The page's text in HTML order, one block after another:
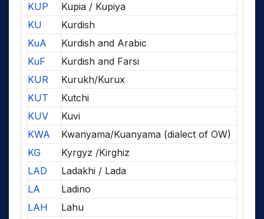
KUP
Kupia / Kupiya
KU
Kurdish
KuA
Kurdish and Arabic
KuF
Kurdish and Farsi
KUR
Kurukh/Kurux
KUT
Kutchi
KUV
Kuvi
KWA
Kwanyama/Kuanyama (dialect of OW)
KG
Kyrgyz /Kirghiz
LAD
Ladakhi / Lada
LA
Ladino
LAH
Lahu